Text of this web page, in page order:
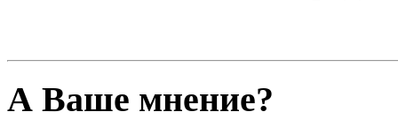
А Ваше мнение?